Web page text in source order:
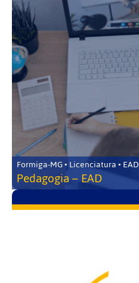
Formiga-MG • Licenciatura • EAD
Pedagogia – EAD